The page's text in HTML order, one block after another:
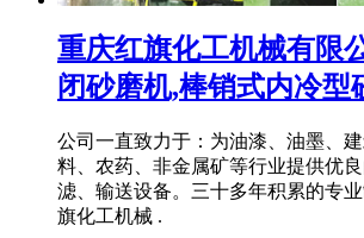
重庆红旗化工机械有限
闭砂磨机,棒销式内冷型
公司一直致力于：为油漆、油墨、
料、农药、非金属矿等行业提供优
滤、输送设备。三十多年积累的专
旗化工机械 .